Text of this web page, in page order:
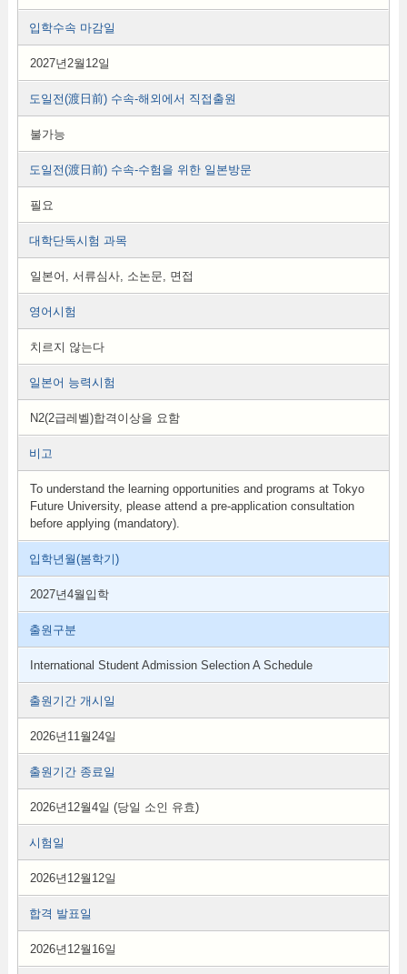
입학수속 마감일
2027년2월12일
도일전(渡日前) 수속-해외에서 직접출원
불가능
도일전(渡日前) 수속-수험을 위한 일본방문
필요
대학단독시험 과목
일본어, 서류심사, 소논문, 면접
영어시험
치르지 않는다
일본어 능력시험
N2(2급레벨)합격이상을 요함
비고
To understand the learning opportunities and programs at Tokyo
Future University, please attend a pre-application consultation
before applying (mandatory).
입학년월(봄학기)
2027년4월입학
출원구분
International Student Admission Selection A Schedule
출원기간 개시일
2026년11월24일
출원기간 종료일
2026년12월4일 (당일 소인 유효)
시험일
2026년12월12일
합격 발표일
2026년12월16일